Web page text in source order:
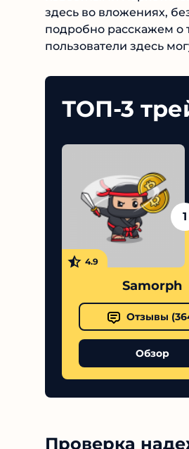
здесь во вложениях,
подробно расскажем о
пользователи здесь
ТОП-3
1
4.9
Samorph
Отзывы (
Обзор
Проверка